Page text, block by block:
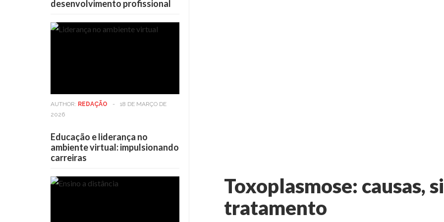
Toxoplasmose: causas,
tratamento
desenvolvimento profissional
AUTHOR: REDAÇÃO -
18 DE MARÇO DE
2026
Educação e liderança no
ambiente virtual: impulsionando
carreiras